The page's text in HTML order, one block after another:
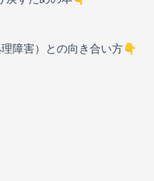
障害）との向き合い方👇